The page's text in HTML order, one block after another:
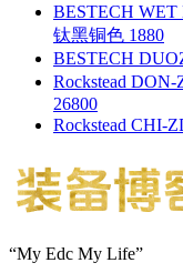
BESTECH WET
钛黑铜色 1880
BESTECH
Rockstead
26800
Rockstead CHI-
“My Edc My Life”